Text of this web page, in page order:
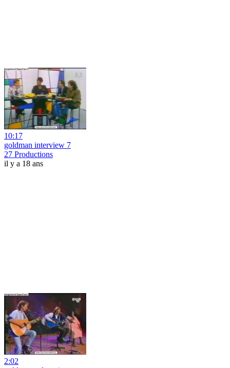
10:17
goldman interview 7
27 Productions
il y a 18 ans
2:02